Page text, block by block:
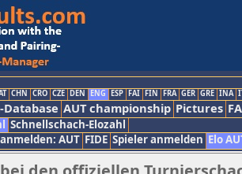
CHN CRO CZE DEN ENG ESP FAI FIN FRA GER GRE INA
AUT championship Pictures
Schnellschach-Elozahl
AUT FIDE Spieler anmelden Elo